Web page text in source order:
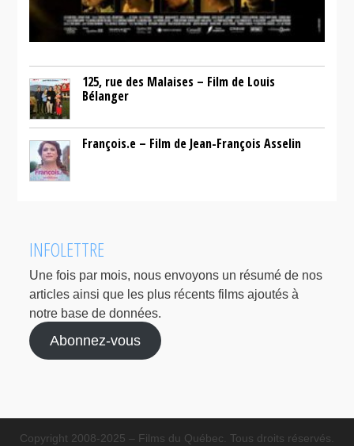
125, rue des Malaises – Film de Louis
Bélanger
François.e – Film de Jean-François Asselin
INFOLETTRE
Une fois par mois, nous envoyons un résumé de nos
articles ainsi que les plus récents films ajoutés à
notre base de données.
Abonnez-vous
Copyright 2008-2025 – Films du Québec. Tous droits réservés.